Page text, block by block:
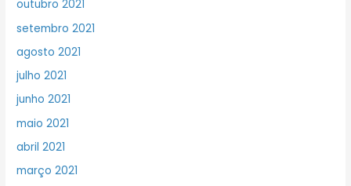
outubro 2021
setembro 2021
agosto 2021
julho 2021
junho 2021
maio 2021
abril 2021
março 2021